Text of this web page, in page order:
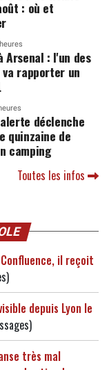
: où et
Arsenal : l'un des
rapporter un
déclenche
quinzaine de
camping
Toutes les infos
il reçoit
depuis Lyon le
très mal